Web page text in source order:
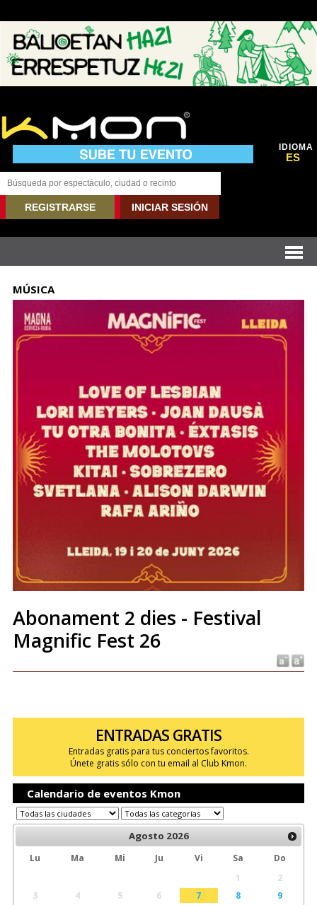
IDIOMA
ES
REGISTRARSE INICIAR SESIÓN
MÚSICA
Abonament 2 dies - Festival
Magnific Fest 26
ENTRADAS GRATIS
Entradas gratis para tus conciertos favoritos.
Únete gratis sólo con tu email al Club Kmon.
Calendario de eventos Kmon
Agosto 2026
Lu Ma Mi Ju Vi Sa
Do
1
2
3
4 5 6 7 8
9